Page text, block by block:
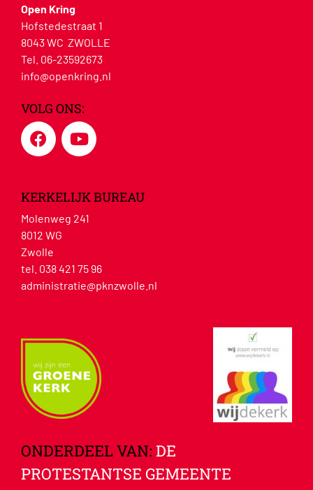
Open Kring
Hofstedestraat 1
8043 WC ZWOLLE
Tel. 06-23592673
info@openkring.nl
VOLG ONS:
KERKELIJK BUREAU
Molenweg 241
8012 WG
Zwolle
tel. 038 421 75 96
administratie@pknzwolle.nl
ONDERDEEL VAN: DE
PROTESTANTSE GEMEENTE